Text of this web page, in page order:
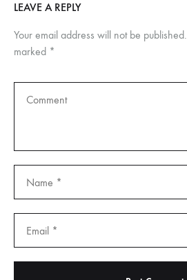
LEAVE A REPLY
Your email address will not be published.
marked *